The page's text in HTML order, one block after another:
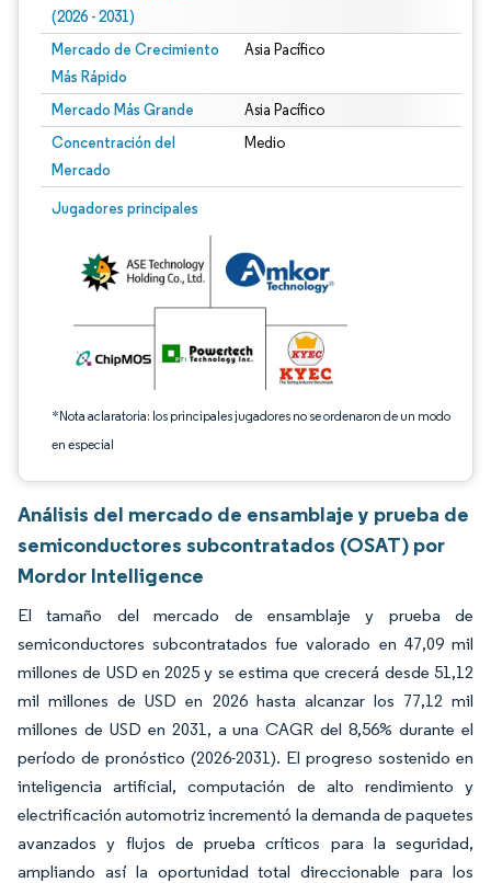
(2026 - 2031)
Mercado de Crecimiento
Más Rápido
Asia Pacífico
Mercado Más Grande Asia Pacífico
Concentración del
Mercado
Medio
Jugadores principales
*Nota aclaratoria: los principales jugadores no se ordenaron de un modo
en especial
Imagen © Mordor Intelligence. El uso requiere atribución según CC BY 4.0.
Análisis del mercado de ensamblaje y prueba de
semiconductores subcontratados (OSAT) por
Mordor Intelligence
El tamaño del mercado de ensamblaje y prueba de
semiconductores subcontratados fue valorado en 47,09 mil
millones de USD en 2025 y se estima que crecerá desde 51,12
mil millones de USD en 2026 hasta alcanzar los 77,12 mil
millones de USD en 2031, a una CAGR del 8,56% durante el
período de pronóstico (2026-2031). El progreso sostenido en
inteligencia artificial, computación de alto rendimiento y
electrificación automotriz incrementó la demanda de paquetes
avanzados y flujos de prueba críticos para la seguridad,
ampliando así la oportunidad total direccionable para los